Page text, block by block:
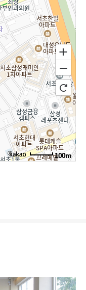
100m